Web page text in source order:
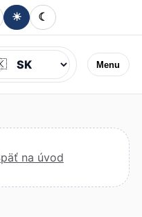
☀ ☾
Menu
Jazyk
na úvod